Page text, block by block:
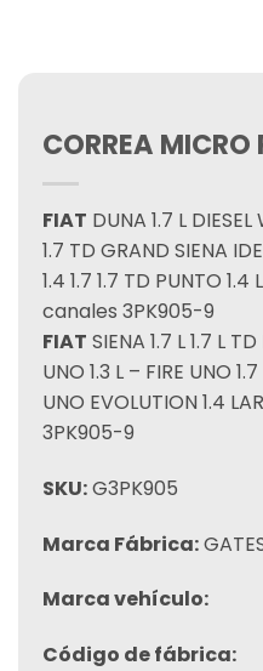
CORREA MICRO
FIAT DUNA 1.7 L DIESEL
1.7 TD GRAND SIENA
1.4 1.7 1.7 TD PUNTO
canales 3PK905-9
FIAT SIENA 1.7 L 1.7 L
UNO 1.3 L – FIRE UNO
UNO EVOLUTION 1.4
3PK905-9
SKU:G3PK905
Marca Fábrica:
Marca vehículo:
Código de fábrica: